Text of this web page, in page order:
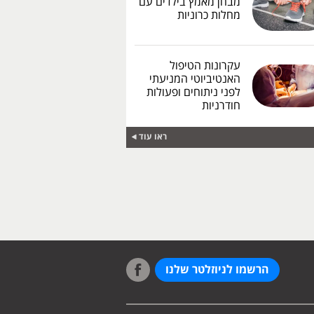
מחלות כרוניות
עקרונות הטיפול
האנטיביוטי המניעתי
לפני ניתוחים ופעולות
חודרניות
ראו עוד
הרשמו לניוזלטר שלנו